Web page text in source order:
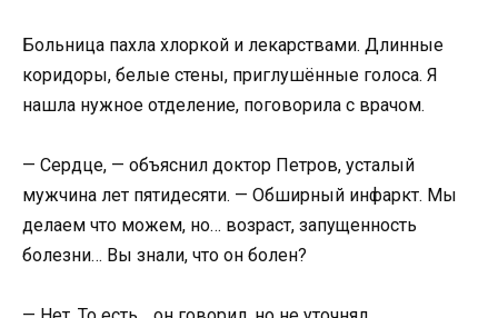
Больница пахла хлоркой и лекарствами. Длинные
коридоры, белые стены, приглушённые голоса. Я
нашла нужное отделение, поговорила с врачом.
— Сердце, — объяснил доктор Петров, усталый
мужчина лет пятидесяти. — Обширный инфаркт. Мы
делаем что можем, но… возраст, запущенность
болезни… Вы знали, что он болен?